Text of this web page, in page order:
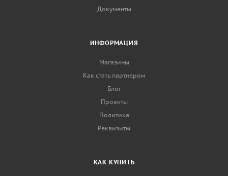
Документы
ИНФОРМАЦИЯ
Магазины
Как стать партнером
Блог
Проекты
Политика
Реквизиты
КАК КУПИТЬ